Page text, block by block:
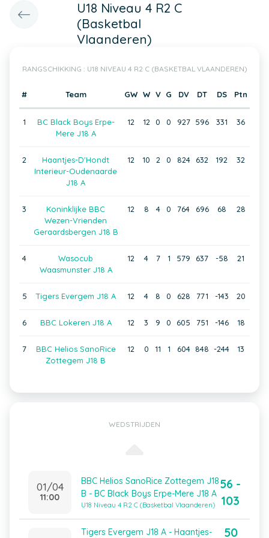
U18 Niveau 4 R2 C
(Basketbal
Vlaanderen)
RANGSCHIKKING : U18 NIVEAU 4 R2 C (BASKETBAL VLAANDEREN)
# Team GW W V G DV DT DS Ptn
1
BC Black Boys Erpe-
Mere J18 A
12 12 0 0 927 596 331 36
2
Haantjes-D'Hondt
Interieur-Oudenaarde
J18 A
12 10 2 0 824 632 192 32
3
Koninklijke BBC
Wezen-Vrienden
Geraardsbergen J18 B
12 8 4 0 764 696 68 28
4
Wasocub
Waasmunster J18 A
12 4 7 1 579 637 -58 21
5 Tigers Evergem J18 A 12 4 8 0 628 771 -143 20
6 BBC Lokeren J18 A 12 3 9 0 605 751 -146 18
7
BBC Helios SanoRice
Zottegem J18 B
12 0 11 1 604 848 -244 13
WEDSTRIJDEN
01/04
11:00
BBC Helios SanoRice Zottegem J18
B - BC Black Boys Erpe-Mere J18 A
U18 Niveau 4 R2 C (Basketbal Vlaanderen)
56 -
103
Tigers Evergem J18 A - Haantjes- 50